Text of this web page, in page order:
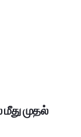
முதல்